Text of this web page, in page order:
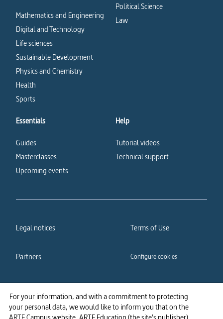
For your information, and with a commitment to protecting
your personal data, we would like to inform you that on the
Mathematics and Engineering
Digital and Technology
Life sciences
Sustainable Development
Physics and Chemistry
Health
Sports
Political Science
Law
Essentials
Guides
Masterclasses
Upcoming events
Help
Tutorial videos
Technical support
Legal notices Terms of Use
Partners Configure cookies
Cookies policy Privacy policy
Accessibility: partially